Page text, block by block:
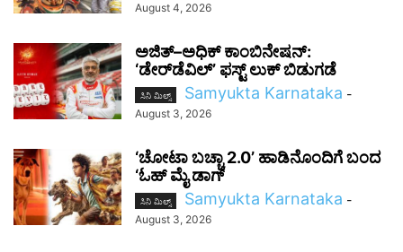
August 4, 2026
ಅಜಿತ್–ಅಧಿಕ್ ಕಾಂಬಿನೇಷನ್:
‘ಡೇರ್‌ಡೆವಿಲ್’ ಫಸ್ಟ್ ಲುಕ್ ಬಿಡುಗಡೆ
ಸಿನಿ ಮಿಲ್ಸ್ Samyukta Karnataka -
August 3, 2026
‘ಚೋಟಾ ಬಚ್ಚಾ 2.0’ ಹಾಡಿನೊಂದಿಗೆ ಬಂದ
‘ಓಹ್ ಮೈ ಡಾಗ್
ಸಿನಿ ಮಿಲ್ಸ್ Samyukta Karnataka -
August 3, 2026